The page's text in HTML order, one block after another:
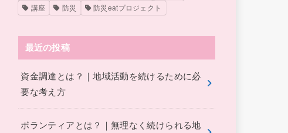
講座
防災 防災eatプロジェクト
最近の投稿
資金調達とは？｜地域活動を続けるために必
要な考え方
ボランティアとは？｜無理なく続けられる地